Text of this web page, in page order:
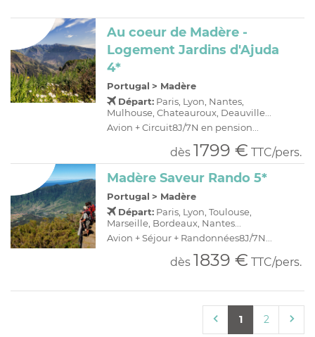
Au coeur de Madère -
Logement Jardins d'Ajuda
4*
Portugal > Madère
Départ: Paris, Lyon, Nantes,
Mulhouse, Chateauroux, Deauville...
Avion + Circuit8J/7N en pension...
dès 1799 € TTC/pers.
Madère Saveur Rando 5*
Portugal > Madère
Départ: Paris, Lyon, Toulouse,
Marseille, Bordeaux, Nantes...
Avion + Séjour + Randonnées8J/7N...
dès 1839 € TTC/pers.
1 2